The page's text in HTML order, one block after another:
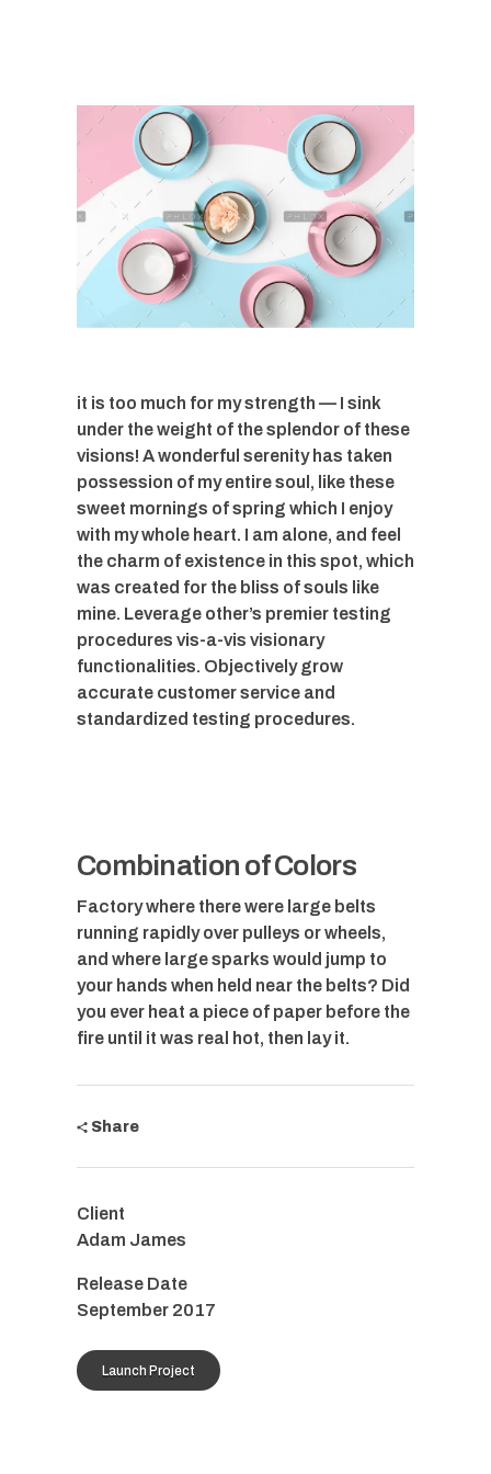
it is too much for my strength — I sink
under the weight of the splendor of these
visions! A wonderful serenity has taken
possession of my entire soul, like these
sweet mornings of spring which I enjoy
with my whole heart. I am alone, and feel
the charm of existence in this spot, which
was created for the bliss of souls like
mine. Leverage other’s premier testing
procedures vis-a-vis visionary
functionalities. Objectively grow
accurate customer service and
standardized testing procedures.
Combination of Colors
Factory where there were large belts
running rapidly over pulleys or wheels,
and where large sparks would jump to
your hands when held near the belts? Did
you ever heat a piece of paper before the
fire until it was real hot, then lay it.
Share
Client
Adam James
Release Date
September 2017
Launch Project